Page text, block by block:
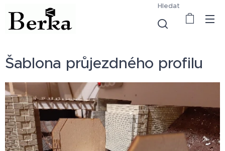
Hledat
Šablona průjezdného profilu